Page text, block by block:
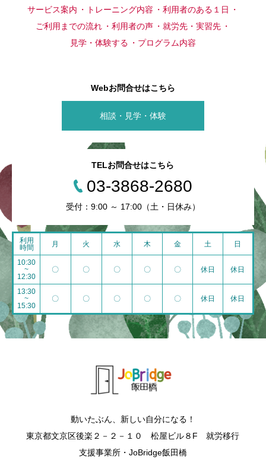
サービス案内 トレーニング内容
利用者のある１日
ご利用までの流れ
利用者の声
就労先・実習先
見学・体験する
プログラム内容
Webお問合せはこちら
相談・見学・体験
TELお問合せはこちら
03-3868-2680
受付：9:00 ～ 17:00（土・日休み）
利用
時間
月 火 水 木 金 土 日
10:30
~
12:30
〇 〇 〇 〇 〇 休日 休日
13:30
~
15:30
〇 〇 〇 〇 〇 休日 休日
動いたぶん、新しい自分になる！
東京都文京区後楽２－２－１０ 松屋ビル８F 就労移行
支援事業所・JoBridge飯田橋